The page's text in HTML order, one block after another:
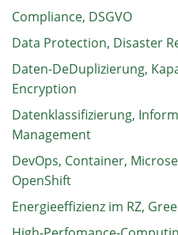
Compliance, DSGVO
Data Protection, Disaster
Daten-DeDuplizierung,
Encryption
Datenklassifizierung,
Management
DevOps, Container,
OpenShift
Energieeffizienz im RZ,